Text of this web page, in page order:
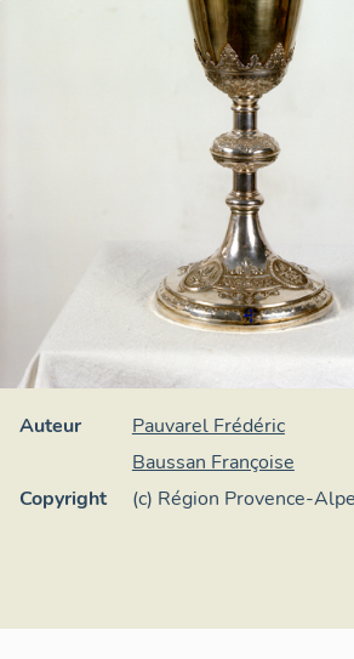
Auteur
Pauvarel Frédéric
Baussan Françoise
Copyright
(c) Région Provence-